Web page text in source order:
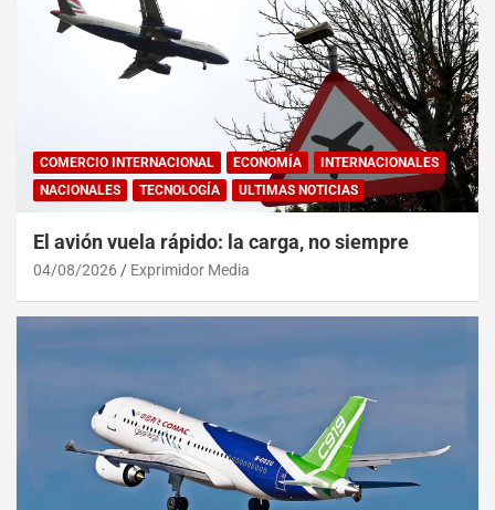
COMERCIO INTERNACIONAL ECONOMÍA
INTERNACIONALES
NACIONALES
TECNOLOGÍA ULTIMAS NOTICIAS
El avión vuela rápido: la carga, no siempre
04/08/2026 Exprimidor Media